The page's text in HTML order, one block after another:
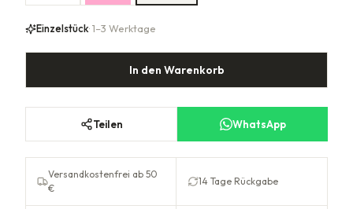
Einzelstück· 1–3 Werktage
In den Warenkorb
Teilen WhatsApp
Versandkostenfrei ab 50
€
14 Tage Rückgabe